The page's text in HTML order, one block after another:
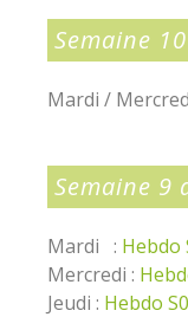
Semaine
Mardi /
Semaine 9
Mardi : Hebdo
Mercredi :
Jeudi : Hebdo